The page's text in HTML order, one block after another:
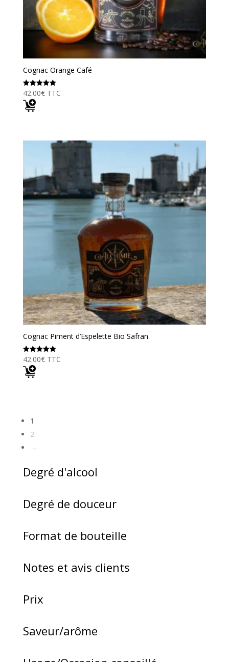
Cognac Orange Café
Note
5.00
sur 5
42.00€ TTC
Cognac Piment d’Espelette Bio Safran
Note
5.00
sur 5
42.00€ TTC
1
2
→
Degré d'alcool
Degré de douceur
Format de bouteille
Notes et avis clients
Prix
Saveur/arôme